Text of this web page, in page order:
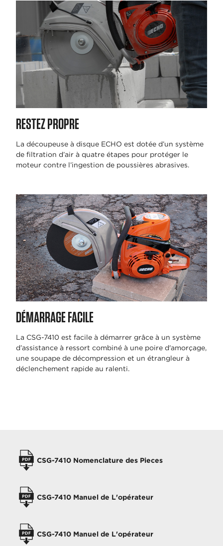
RESTEZ PROPRE
La découpeuse à disque ECHO est dotée d’un système
de filtration d’air à quatre étapes pour protéger le
moteur contre l’ingestion de poussières abrasives.
DÉMARRAGE FACILE
La CSG-7410 est facile à démarrer grâce à un système
d’assistance à ressort combiné à une poire d'amorçage,
une soupape de décompression et un étrangleur à
déclenchement rapide au ralenti.
MANUELS DE L'OPÉRATEUR
CSG-7410 Nomenclature des Pieces
CSG-7410 Manuel de L'opérateur
CSG-7410 Manuel de L'opérateur